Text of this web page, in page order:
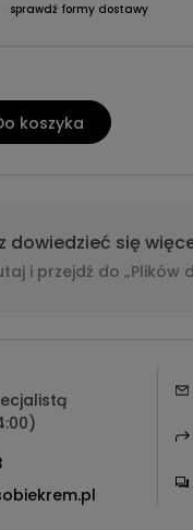
sprawdź formy dostawy
koszyka
dowiedzieć się
i przejdź do